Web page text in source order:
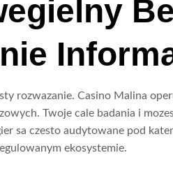
rozwazanie. Casino Malina
Twoje cale badania i
sa czesto audytowane pod
ekosystemie.